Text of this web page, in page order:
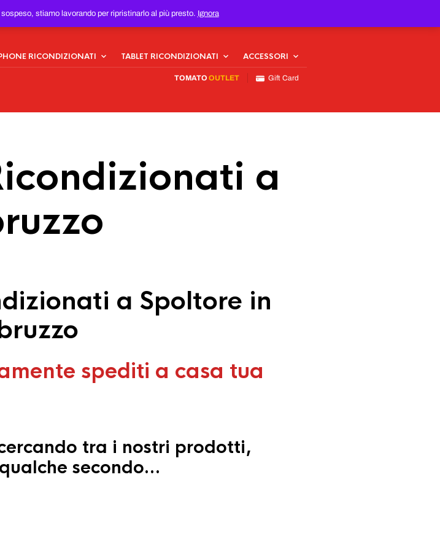
stiamo lavorando per ripristinarlo al più presto. Ignora
RICONDIZIONATI TABLET RICONDIZIONATI ACCESSORI
TOMATO OUTLET Gift Card
a
a Spoltore in
spediti a casa tua
tra i nostri prodotti,
secondo…